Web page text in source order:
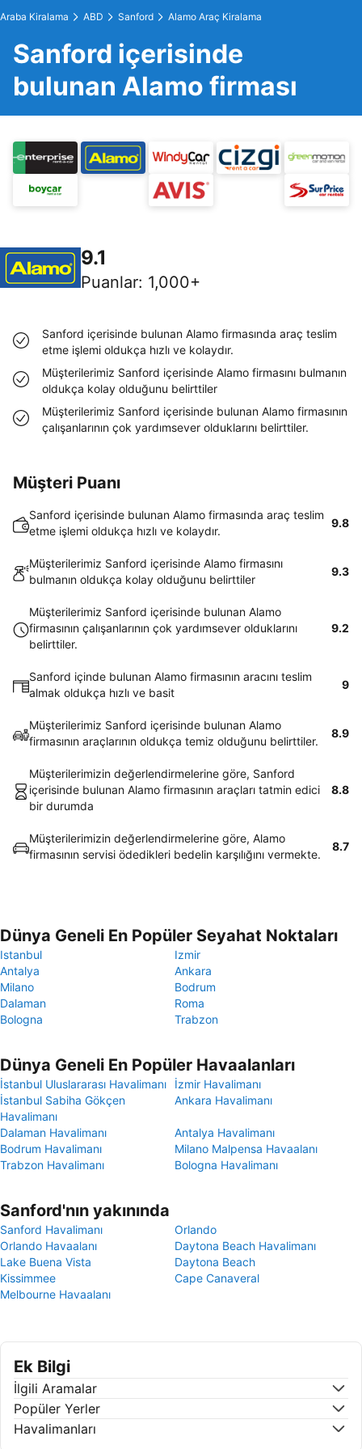
Araba Kiralama ABD Sanford Alamo Araç Kiralama
Sanford içerisinde
bulunan Alamo firması
9.1
Puanlar: 1,000+
Sanford içerisinde bulunan Alamo firmasında araç teslim
etme işlemi oldukça hızlı ve kolaydır.
Müşterilerimiz Sanford içerisinde Alamo firmasını bulmanın
oldukça kolay olduğunu belirttiler
Müşterilerimiz Sanford içerisinde bulunan Alamo firmasının
çalışanlarının çok yardımsever olduklarını belirttiler.
Müşteri Puanı
Sanford içerisinde bulunan Alamo firmasında araç teslim
etme işlemi oldukça hızlı ve kolaydır.
9.8
Müşterilerimiz Sanford içerisinde Alamo firmasını
bulmanın oldukça kolay olduğunu belirttiler
9.3
Müşterilerimiz Sanford içerisinde bulunan Alamo
firmasının çalışanlarının çok yardımsever olduklarını
belirttiler.
9.2
Sanford içinde bulunan Alamo firmasının aracını teslim
almak oldukça hızlı ve basit
9
Müşterilerimiz Sanford içerisinde bulunan Alamo
firmasının araçlarının oldukça temiz olduğunu belirttiler.
8.9
Müşterilerimizin değerlendirmelerine göre, Sanford
içerisinde bulunan Alamo firmasının araçları tatmin edici
bir durumda
8.8
Müşterilerimizin değerlendirmelerine göre, Alamo
firmasının servisi ödedikleri bedelin karşılığını vermekte.
8.7
Dünya Geneli En Popüler Seyahat Noktaları
Istanbul
Izmir
Antalya
Ankara
Milano
Bodrum
Dalaman
Roma
Bologna
Trabzon
Dünya Geneli En Popüler Havaalanları
İstanbul Uluslararası Havalimanı
İzmir Havalimanı
İstanbul Sabiha Gökçen
Havalimanı
Ankara Havalimanı
Dalaman Havalimanı
Antalya Havalimanı
Bodrum Havalimanı
Milano Malpensa Havaalanı
Trabzon Havalimanı
Bologna Havalimanı
Sanford'nın yakınında
Sanford Havalimanı
Orlando
Orlando Havaalanı
Daytona Beach Havalimanı
Lake Buena Vista
Daytona Beach
Kissimmee
Cape Canaveral
Melbourne Havaalanı
Ek Bilgi
İlgili Aramalar
Popüler Yerler
Havalimanları